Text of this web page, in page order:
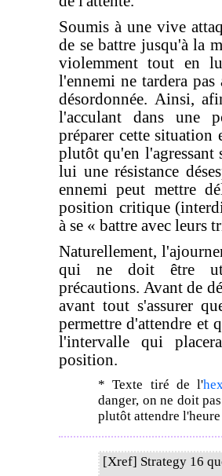
Soumis à une vive
de se battre jusqu'à la
violemment tout en
l'ennemi ne tardera
désordonnée. Ainsi,
l'acculant dans une
préparer cette situation
plutôt qu'en l'agressant
lui une résistance
ennemi peut mettre
position critique
à se « battre avec leurs
Naturellement,
qui ne doit être
précautions. Avant de
avant tout s'assurer
permettre d'attendre et
l'intervalle qui
position.
* Texte tiré de l'
danger, on ne doit
plutôt attendre
[Xref] Strategy 16